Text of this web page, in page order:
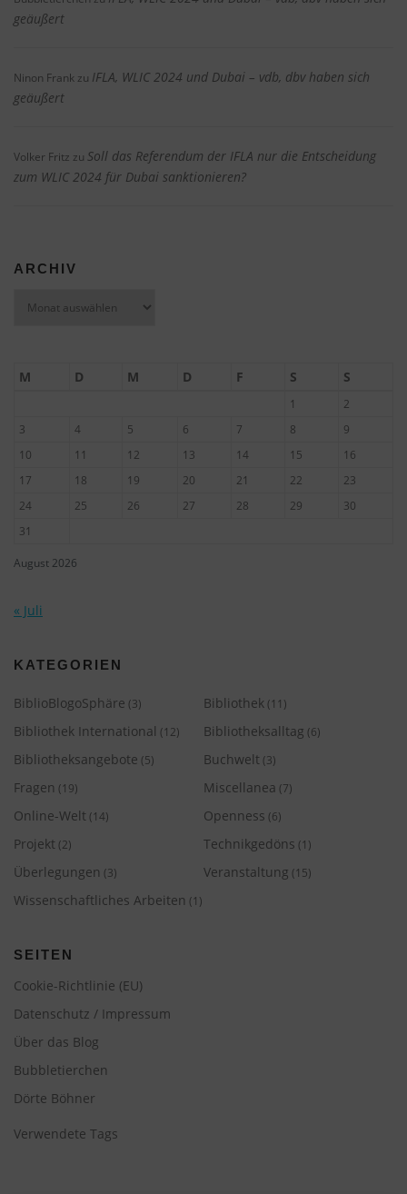
geäußert
Ninon Frank zu IFLA, WLIC 2024 und Dubai – vdb, dbv haben sich
geäußert
Volker Fritz zu Soll das Referendum der IFLA nur die Entscheidung
zum WLIC 2024 für Dubai sanktionieren?
ARCHIV
August 2026
M D M D F S S
1
2
3
4 5 6 7 8
9
10
11 12 13 14 15
16
17
18 19 20 21 22
23
24
25 26 27 28 29
30
31
« Juli
KATEGORIEN
BiblioBlogoSphäre (3) Bibliothek (11)
Bibliothek International (12) Bibliotheksalltag (6)
Bibliotheksangebote (5) Buchwelt (3)
Fragen (19) Miscellanea (7)
Online-Welt (14) Openness (6)
Projekt (2) Technikgedöns (1)
Überlegungen (3) Veranstaltung (15)
Wissenschaftliches Arbeiten (1)
SEITEN
Cookie-Richtlinie (EU)
Datenschutz / Impressum
Über das Blog
Bubbletierchen
Dörte Böhner
Verwendete Tags